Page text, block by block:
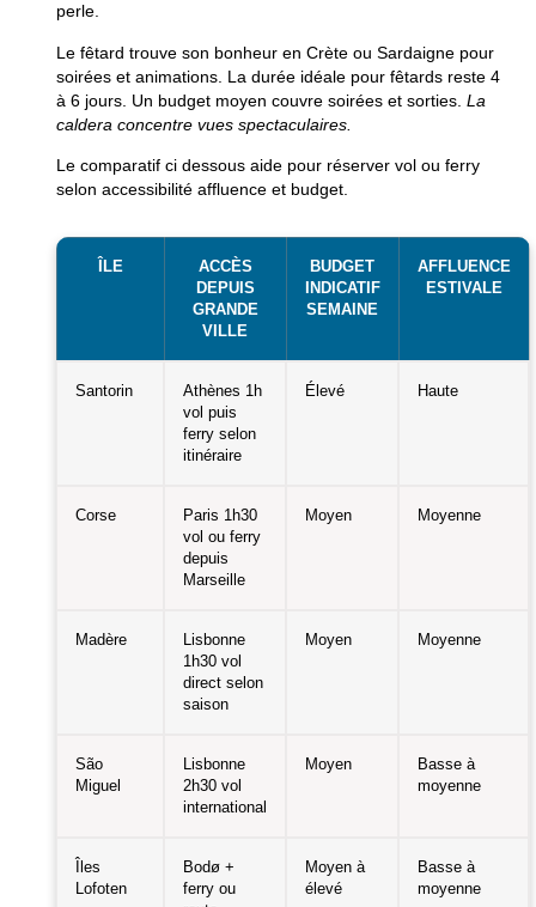
perle.
Le fêtard trouve son bonheur en Crète ou Sardaigne pour
soirées et animations. La durée idéale pour fêtards reste 4
à 6 jours. Un budget moyen couvre soirées et sorties. La
caldera concentre vues spectaculaires.
Le comparatif ci dessous aide pour réserver vol ou ferry
selon accessibilité affluence et budget.
ÎLE
ACCÈS
DEPUIS
GRANDE
VILLE
BUDGET
INDICATIF
SEMAINE
AFFLUENCE
ESTIVALE
Santorin
Athènes 1h
vol puis
ferry selon
itinéraire
Élevé Haute
Corse
Paris 1h30
vol ou ferry
depuis
Marseille
Moyen Moyenne
Madère
Lisbonne
1h30 vol
direct selon
saison
Moyen Moyenne
São
Miguel
Lisbonne
2h30 vol
international
Moyen
Basse à
moyenne
Îles
Lofoten
Bodø +
ferry ou
Moyen à
élevé
Basse à
moyenne